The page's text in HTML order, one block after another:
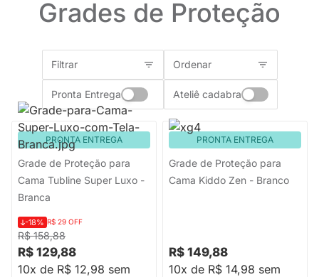
Grades de Proteção
Filtrar Ordenar
Pronta Entrega Ateliê cadabra
PRONTA ENTREGA
Grade de Proteção para
Cama Tubline Super Luxo -
Branca
R$ 158,88
-18% R$ 29 OFF
R$ 129,88
10x de R$ 12,98 sem
PRONTA ENTREGA
Grade de Proteção para
Cama Kiddo Zen - Branco
R$ 149,88
10x de R$ 14,98 sem